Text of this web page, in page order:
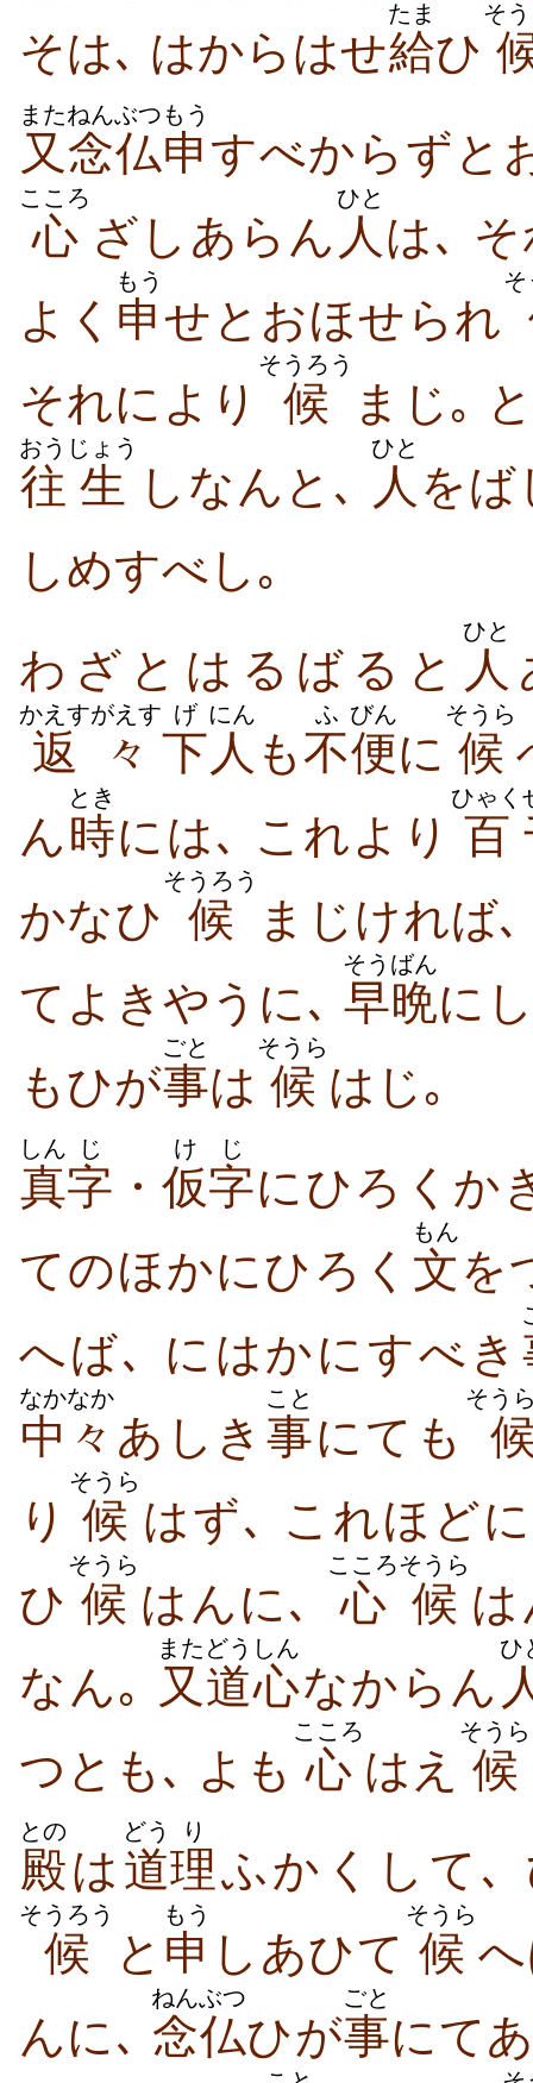
そは､ はからはせ給
たま
ひ
そ
又
また
念仏
ねんぶつ
申
もう
すべからずと
心
こころ
ざしあらん 人
ひと
は､
よく 申
もう
せとおほせられ
そ
それにより 候
そうろう
まじ｡
往
おう
生
じょう
しなんと､ 人
ひと
をば
しめすべし｡
わざとはるばると 人
ひと
返々
かえすがえす
下
げ
人
にん
も不
ふ
便
びん
に 候
そうら
ん時
とき
には､ これより 百
ひゃく
かなひ 候
そうろう
まじければ
てよきやうに､ 早晩
そうばん
に
もひが事
ごと
は 候
そうら
はじ｡
真
しん
字
じ
・ 仮字
けじ
にひろくか
てのほかにひろく 文
もん
を
へば､ にはかにすべき
中々
なかなか
あしき 事
こと
にても
そう
り 候
そうら
はず､ これほど
ひ 候
そうら
はんに､ 心
こころ
候
そうら
は
なん｡
又
また
道心
どうしん
なからん
ひ
つとも､ よも 心
こころ
はえ 候
そうら
殿
との
は 道
どう
理
り
ふかくして､
候
そうろう
と 申
もう
しあひて 候
そうら
んに､ 念仏
ねんぶつ
ひが事
ごと
にて